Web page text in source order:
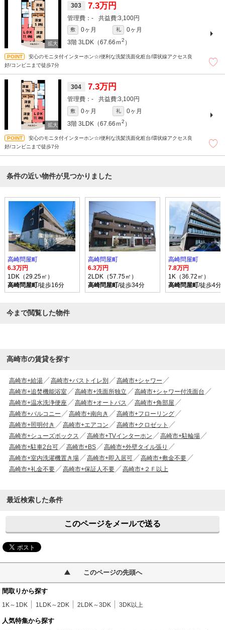
303 7.3万円
- 3,100円
敷 0ヶ月 礼
0ヶ月
3階 3LDK（67.66ｍ2 ）
安心のモニタ付インターホン☆/便利な洗髪洗面化粧台/環状線アクセス良
好/コンビニまで徒歩7分
304 7.3万円
- 3,100円
敷 0ヶ月 礼
0ヶ月
3階 3LDK（67.66ｍ2 ）
安心のモニタ付インターホン☆/便利な洗髪洗面化粧台/環状線アクセス良
好/コンビニまで徒歩7分
条件の近い物件が見つかりました
高崎問屋町
6.3万円
1DK（29.25㎡）
高崎問屋町/徒歩16分
高崎問屋町
6.3万円
2LDK（57.75㎡）
高崎問屋町/徒歩34分
高崎問屋町
7.8万円
1K（36.72㎡）
高崎問屋町/徒歩4分
今まで閲覧した物件
高崎市の賃貸を探す
高崎市+給湯 高崎市+バストイレ別
高崎市+シャワー
高崎市+追焚機能浴室
高崎市+洗面所独立
高崎市+シャワー付洗面台
高崎市+温水洗浄便座
高崎市+オートバス
高崎市+角部屋
高崎市+バルコニー
高崎市+南向き
高崎市+フローリング
高崎市+照明付き
高崎市+エアコン
高崎市+クロゼット
高崎市+シューズボックス
高崎市+TVインターホン
高崎市+駐輪場
高崎市+駐車2台可
高崎市+BS
高崎市+外壁タイル張り
高崎市+室内洗濯機置き場
高崎市+即入居可
高崎市+敷金不要
高崎市+礼金不要
高崎市+保証人不要 高崎市+２Ｆ以上
最近検索した条件
このページをメールで送る
このページの先頭へ
間取りから探す
1K～1DK 1LDK～2DK 2LDK～3DK 3DK以上
人気特集から探す